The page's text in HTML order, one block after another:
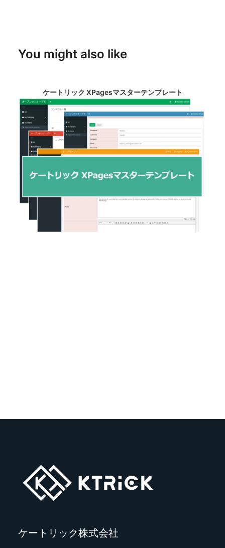
You might also like
ケートリック XPagesマスターテンプレート
ケートリック株式会社